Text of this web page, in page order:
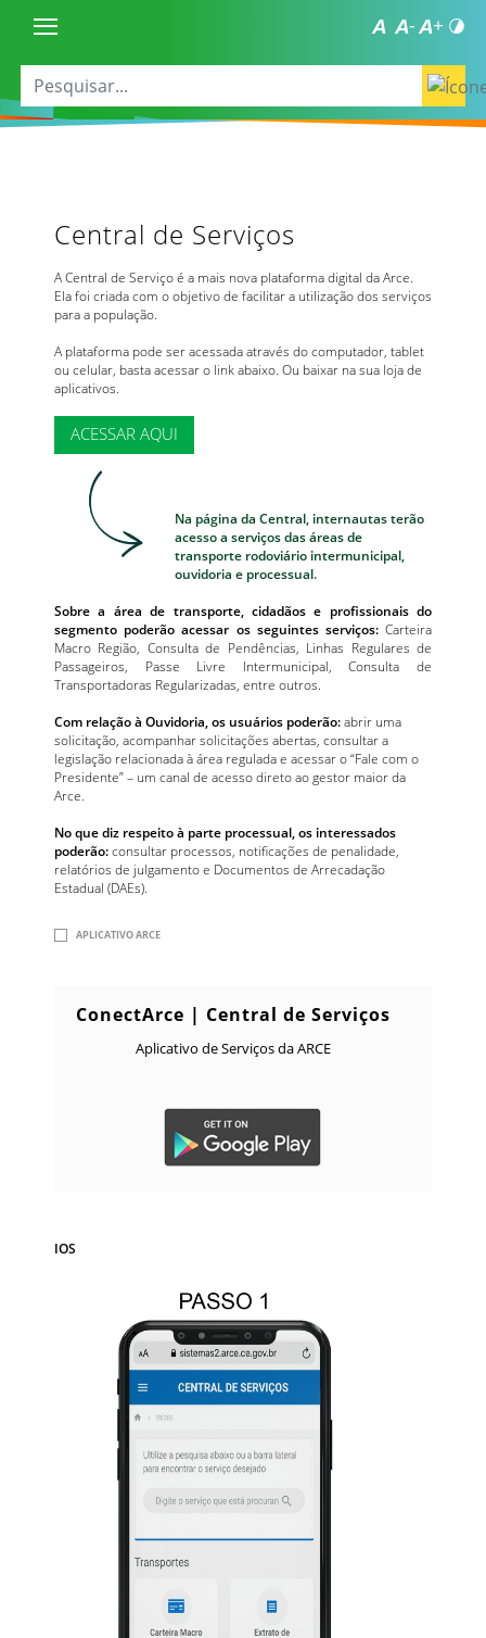
Central de Serviços
A Central de Serviço é a mais nova plataforma digital da Arce.
Ela foi criada com o objetivo de facilitar a utilização dos serviços
para a população.
A plataforma pode ser acessada através do computador, tablet
ou celular, basta acessar o link abaixo. Ou baixar na sua loja de
aplicativos.
ACESSAR AQUI
Na página da Central, internautas terão
acesso a serviços das áreas de
transporte rodoviário intermunicipal,
ouvidoria e processual.
Sobre a área de transporte, cidadãos e profissionais do
segmento poderão acessar os seguintes serviços:Carteira
Macro Região, Consulta de Pendências, Linhas Regulares de
Passageiros, Passe Livre Intermunicipal, Consulta de
Transportadoras Regularizadas, entre outros.
Com relação à Ouvidoria, os usuários poderão:abrir uma
solicitação, acompanhar solicitações abertas, consultar a
legislação relacionada à área regulada e acessar o “Fale com o
Presidente” – um canal de acesso direto ao gestor maior da
Arce.
No que diz respeito à parte processual, os interessados
poderão:consultar processos, notificações de penalidade,
relatórios de julgamento e Documentos de Arrecadação
Estadual (DAEs).
APLICATIVO ARCE
ConectArce | Central de Serviços
Aplicativo de Serviços da ARCE
IOS